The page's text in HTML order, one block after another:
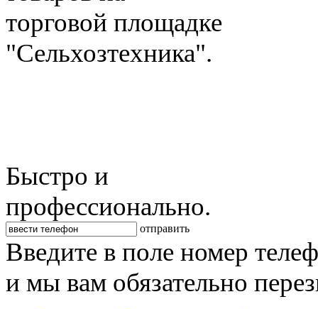
торговой площадке
"Сельхозтехника".
Быстро и
профессионально.
отправить
Введите в поле номер
и мы вам обязательно